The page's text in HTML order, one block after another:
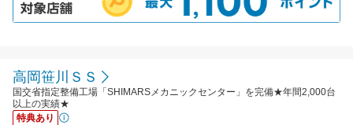
高岡笹川ＳＳ
国交省指定整備工場「SHIMARSメカニックセンター」を完備★年間2,000台
以上の実績★
特典あり